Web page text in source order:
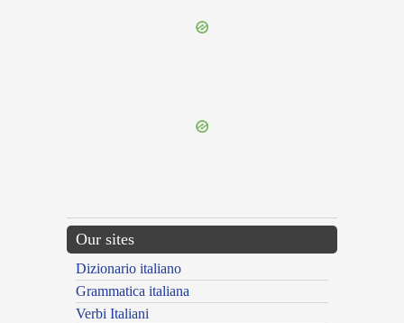
Our sites
Dizionario italiano
Grammatica italiana
Verbi Italiani